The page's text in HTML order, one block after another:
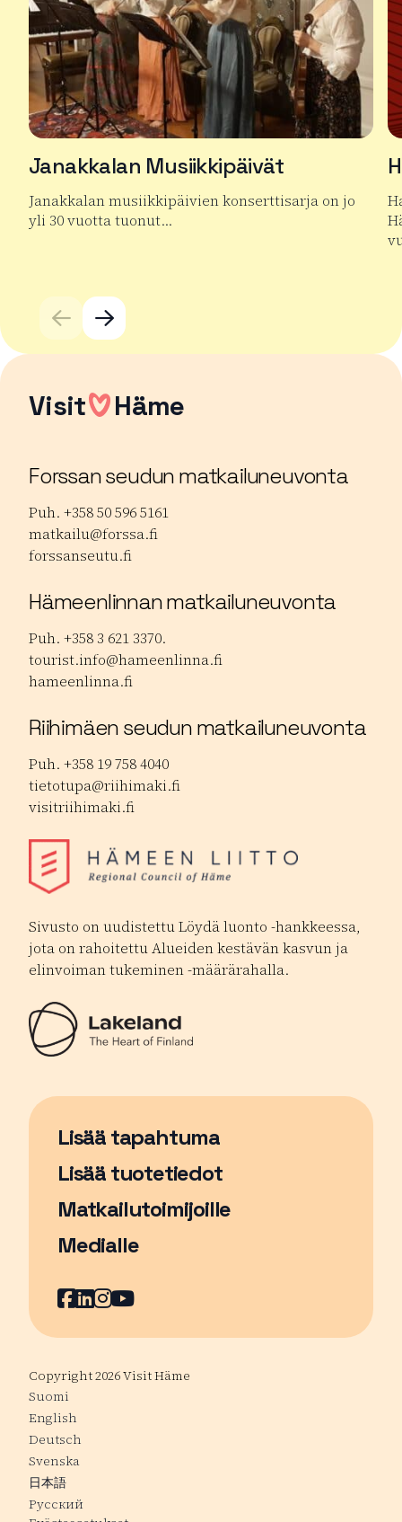
Janakkalan Musiikkipäivät
Janakkalan musiikkipäivien konserttisarja on jo
yli 30 vuotta tuonut…
Visit Häme
Forssan seudun matkailuneuvonta
Puh. +358 50 596 5161
matkailu@forssa.fi
forssanseutu.fi
Hämeenlinnan matkailuneuvonta
Puh. +358 3 621 3370.
tourist.info@hameenlinna.fi
hameenlinna.fi
Riihimäen seudun matkailuneuvonta
Puh. +358 19 758 4040
tietotupa@riihimaki.fi
visitriihimaki.fi
Sivusto on uudistettu Löydä luonto -hankkeessa,
jota on rahoitettu Alueiden kestävän kasvun ja
elinvoiman tukeminen -määrärahalla.
Lisää tapahtuma
Sivu avautuu uudessa ikkunassa
Lisää tuotetiedot
Matkailutoimijoille
Medialle
Facebook
Sivu avautuu uudessa ikkunassa
LinkedIn
Sivu avautuu uudessa ikkunassa
Instagram
Sivu avautuu uudessa
YouTube
Sivu avautuu uudessa
Copyright 2026 Visit Häme
Suomi
English
Deutsch
Svenska
日本語
Русский